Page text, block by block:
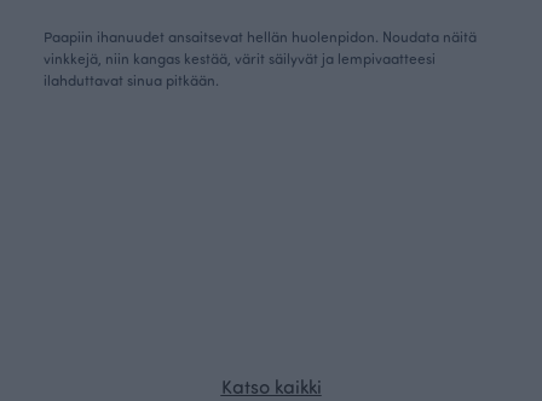
Paapiin ihanuudet ansaitsevat hellän huolenpidon. Noudata näitä
vinkkejä, niin kangas kestää, värit säilyvät ja lempivaatteesi
ilahduttavat sinua pitkään.
Katso kaikki